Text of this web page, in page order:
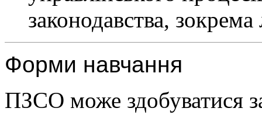
законодавства,
Форми навчання
ПЗСО може здобуватися